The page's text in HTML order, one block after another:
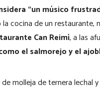
“un músico
cocina de un restaurante,
Can Reimì, a las
el salmorejo y el